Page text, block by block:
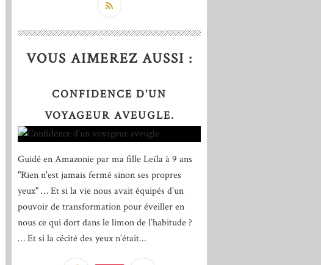
VOUS AIMEREZ AUSSI :
CONFIDENCE D'UN
VOYAGEUR AVEUGLE.
Guidé en Amazonie par ma fille Leïla à 9 ans
"Rien n'est jamais fermé sinon ses propres
yeux" … Et si la vie nous avait équipés d’un
pouvoir de transformation pour éveiller en
nous ce qui dort dans le limon de l’habitude ?
… Et si la cécité des yeux n’était...